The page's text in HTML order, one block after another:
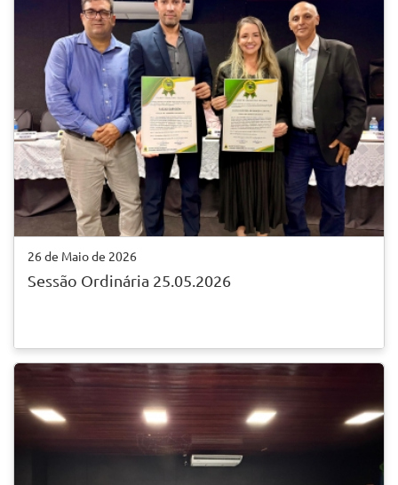
26 de Maio de 2026
Sessão Ordinária 25.05.2026